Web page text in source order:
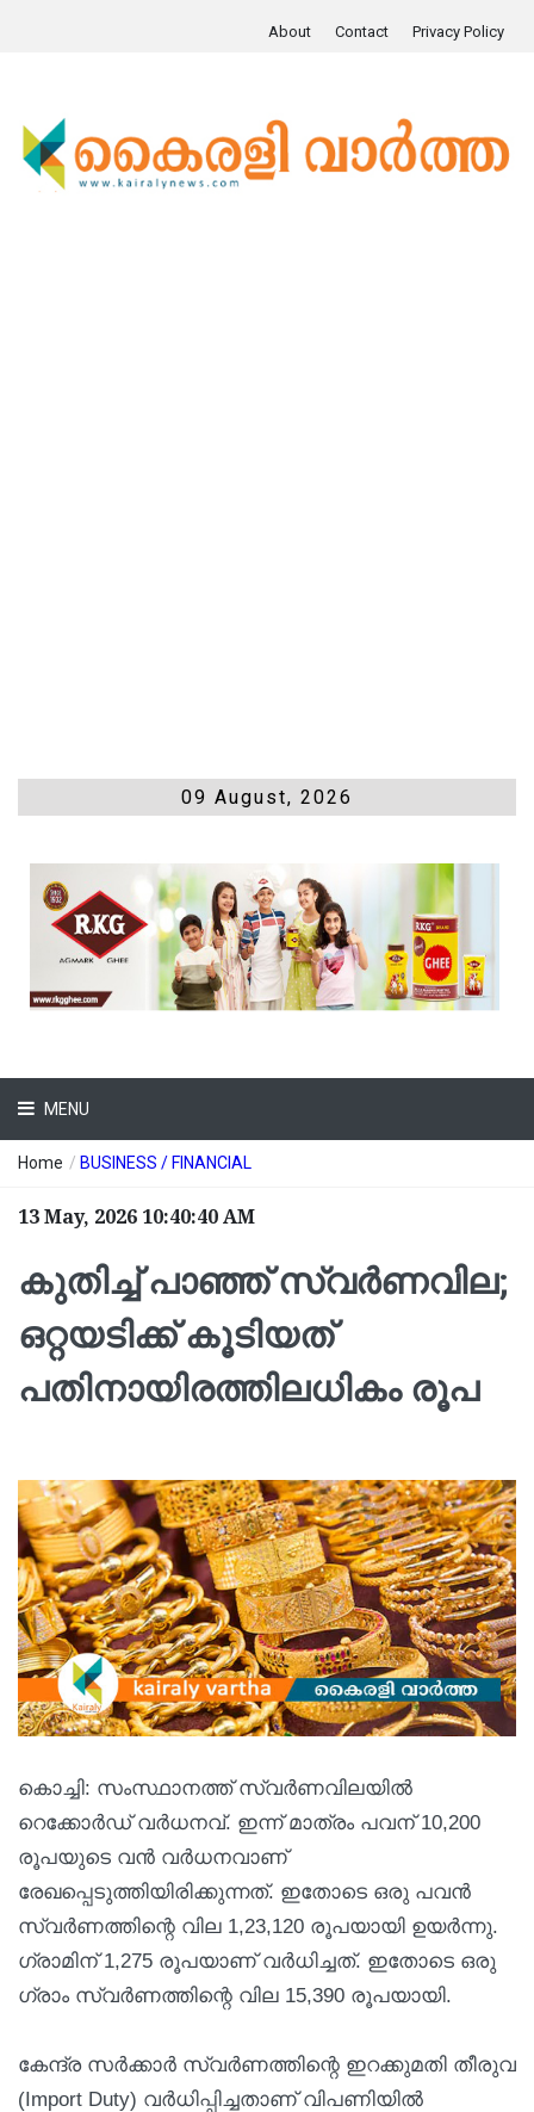
About Contact Privacy Policy
09 August, 2026
MENU
Home / BUSINESS / FINANCIAL
13 May, 2026 10:40:40 AM
കുതിച്ച് പാഞ്ഞ് സ്വര്‍ണവില;
ഒറ്റയടിക്ക് കൂടിയത്
പതിനായിരത്തിലധികം രൂപ
കൊച്ചി: സംസ്ഥാനത്ത് സ്വർണവിലയിൽ
റെക്കോർഡ് വർധനവ്. ഇന്ന് മാത്രം പവന് 10,200
രൂപയുടെ വൻ വർധനവാണ്
രേഖപ്പെടുത്തിയിരിക്കുന്നത്. ഇതോടെ ഒരു പവൻ
സ്വർണത്തിന്റെ വില 1,23,120 രൂപയായി ഉയർന്നു.
ഗ്രാമിന് 1,275 രൂപയാണ് വർധിച്ചത്. ഇതോടെ ഒരു
ഗ്രാം സ്വർണത്തിന്റെ വില 15,390 രൂപയായി.
കേന്ദ്ര സർക്കാർ സ്വർണത്തിന്റെ ഇറക്കുമതി തീരുവ
(Import Duty) വർധിപ്പിച്ചതാണ് വിപണിയിൽ